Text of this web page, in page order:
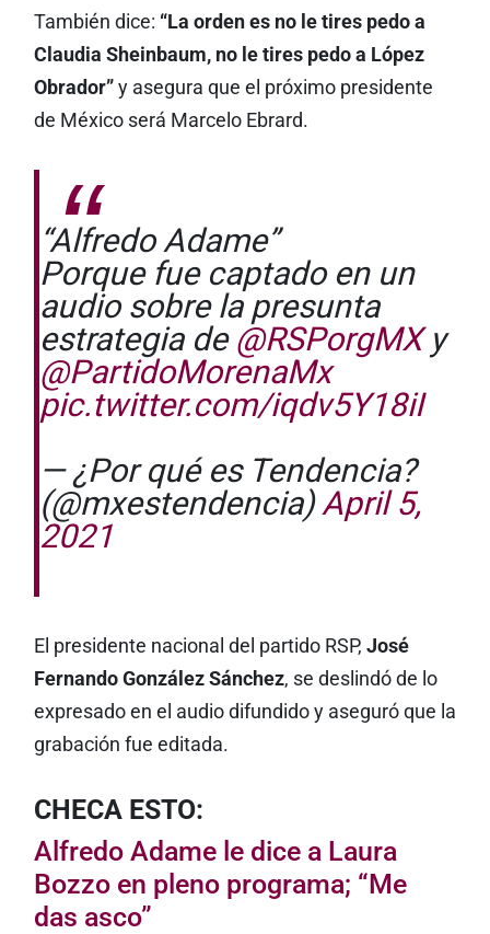
También dice: “La orden es no le tires pedo a
Claudia Sheinbaum, no le tires pedo a López
Obrador”y asegura que el próximo presidente
de México será Marcelo Ebrard.
“Alfredo Adame”
Porque fue captado en un
audio sobre la presunta
estrategia de @RSPorgMXy
@PartidoMorenaMx
pic.twitter.com/iqdv5Y18iI
— ¿Por qué es Tendencia?
(@mxestendencia)April 5,
2021
El presidente nacional del partido RSP, José
Fernando González Sánchez, se deslindó de lo
expresado en el audio difundido y aseguró que la
grabación fue editada.
CHECA ESTO:
Alfredo Adame le dice a Laura
Bozzo en pleno programa; “Me
das asco”